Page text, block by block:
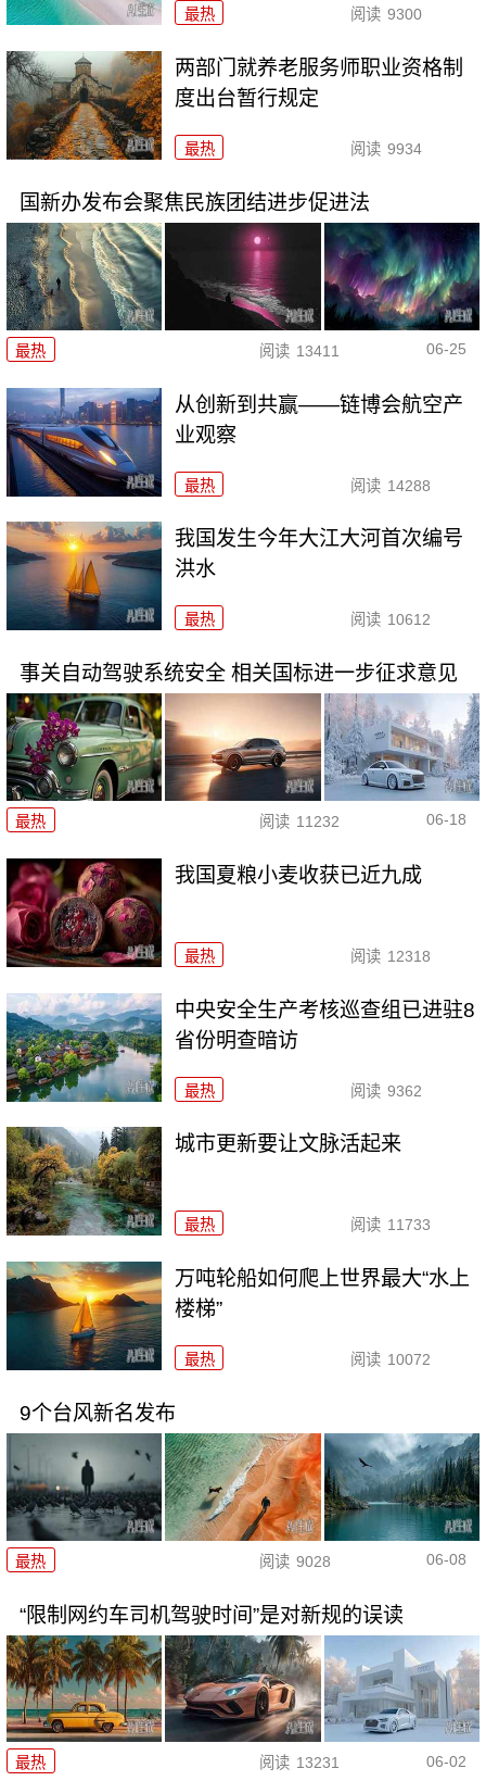
最热 阅读 9300
两部门就养老服务师职业资格制
度出台暂行规定
最热 阅读 9934
国新办发布会聚焦民族团结进步促进法
最热 阅读 13411 06-25
从创新到共赢——链博会航空产
业观察
最热 阅读 14288
我国发生今年大江大河首次编号
洪水
最热 阅读 10612
事关自动驾驶系统安全 相关国标进一步征求意见
最热 阅读 11232 06-18
我国夏粮小麦收获已近九成
最热 阅读 12318
中央安全生产考核巡查组已进驻8
省份明查暗访
最热 阅读 9362
城市更新要让文脉活起来
最热 阅读 11733
万吨轮船如何爬上世界最大“水上
楼梯”
最热 阅读 10072
9个台风新名发布
最热 阅读 9028 06-08
“限制网约车司机驾驶时间”是对新规的误读
最热 阅读 13231 06-02